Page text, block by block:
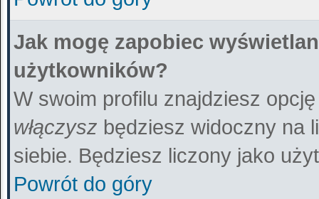
Jak mogę zapobiec
użytkowników?
W swoim profilu znajdziesz
włączysz będziesz widoczny na
siebie. Będziesz liczony jako
Powrót do góry